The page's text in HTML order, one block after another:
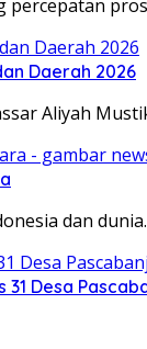
percepatan
Daerah 2026
Aliyah
dan
31 Desa